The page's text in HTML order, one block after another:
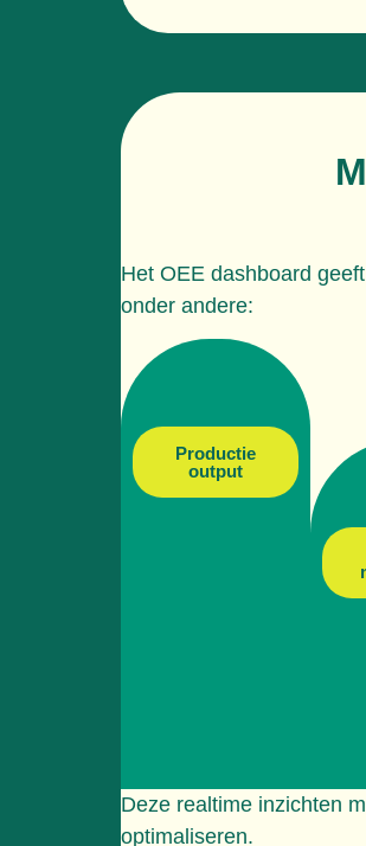
Het OEE dashboard
onder andere:
Productie
output
Deze realtime inzichten
optimaliseren.